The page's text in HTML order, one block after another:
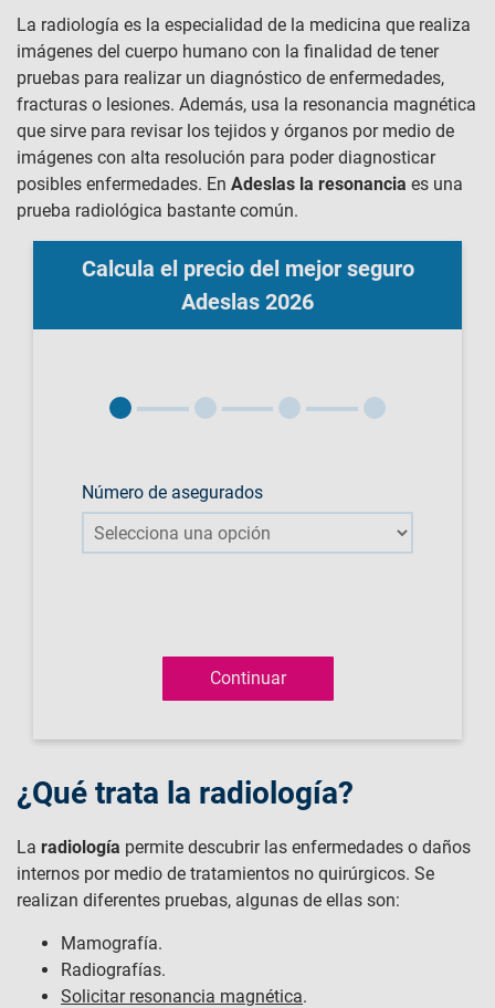
La radiología es la especialidad de la medicina que realiza
imágenes del cuerpo humano con la finalidad de tener
pruebas para realizar un diagnóstico de enfermedades,
fracturas o lesiones. Además, usa la resonancia magnética
que sirve para revisar los tejidos y órganos por medio de
imágenes con alta resolución para poder diagnosticar
posibles enfermedades. En Adeslas la resonancia es una
prueba radiológica bastante común.
Calcula el precio del mejor seguro
Adeslas 2026
Número de asegurados
¿Qué trata la radiología?
La radiología permite descubrir las enfermedades o daños
internos por medio de tratamientos no quirúrgicos. Se
realizan diferentes pruebas, algunas de ellas son:
Mamografía.
Radiografías.
Solicitar resonancia magnética.